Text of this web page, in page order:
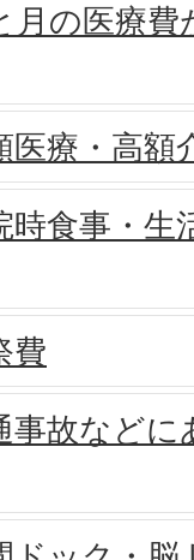
月の医療
医療・高額
時食事・生
費
事故など